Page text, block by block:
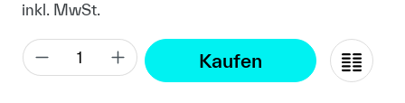
inkl. MwSt.
Kaufen